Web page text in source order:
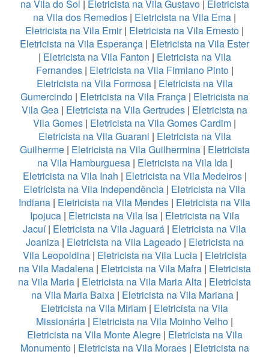
na Vila do Sol | Eletricista na Vila Gustavo| Eletricista
na Vila dos Remedios | Eletricista na Vila Ema |
Eletricista na Vila Emir| Eletricista na Vila Ernesto |
Eletricista na Vila Esperança | Eletricista na Vila Ester
| Eletricista na Vila Fanton | Eletricista na Vila
Fernandes| Eletricista na Vila Firmiano Pinto|
Eletricista na Vila Formosa| Eletricista na Vila
Gumercindo | Eletricista na Vila França | Eletricista na
Vila Gea | Eletricista na Vila Gertrudes | Eletricista na
Vila Gomes | Eletricista na Vila Gomes Cardim |
Eletricista na Vila Guarani | Eletricista na Vila
Guilherme| Eletricista na Vila Guilhermina| Eletricista
na Vila Hamburguesa| Eletricista na Vila Ida|
Eletricista na Vila Inah | Eletricista na Vila Medeiros|
Eletricista na Vila Independência | Eletricista na Vila
Indiana | Eletricista na Vila Mendes | Eletricista na Vila
Ipojuca| Eletricista na Vila Isa| Eletricista na Vila
Jacuí| Eletricista na Vila Jaguará | Eletricista na Vila
Joaniza| Eletricista na Vila Lageado| Eletricista na
Vila Leopoldina| Eletricista na Vila Lucia| Eletricista
na Vila Madalena| Eletricista na Vila Mafra | Eletricista
na Vila Maria | Eletricista na Vila Maria Alta | Eletricista
na Vila Maria Baixa| Eletricista na Vila Mariana|
Eletricista na Vila Miriam | Eletricista na Vila
Missionária | Eletricista na Vila Moinho Velho |
Eletricista na Vila Monte Alegre| Eletricista na Vila
Monumento| Eletricista na Vila Moraes| Eletricista na